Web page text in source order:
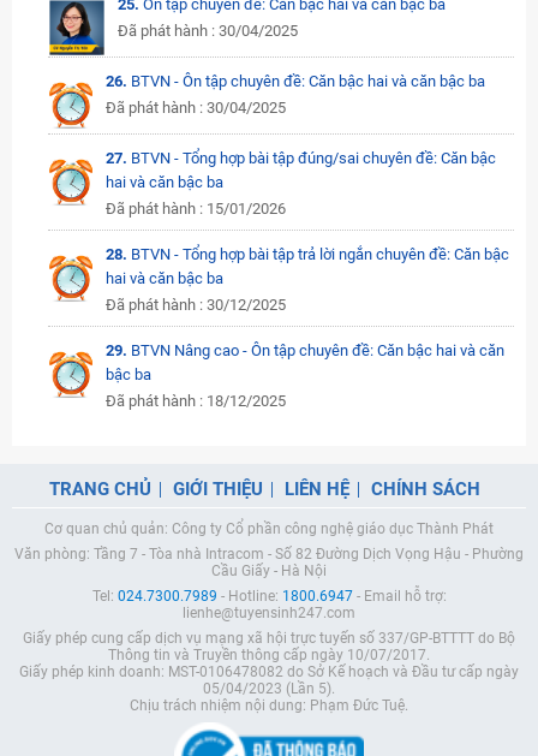
25. Ôn tập chuyên đề: Căn bậc hai và căn bậc ba
Đã phát hành : 30/04/2025
26. BTVN - Ôn tập chuyên đề: Căn bậc hai và căn bậc ba
Đã phát hành : 30/04/2025
27. BTVN - Tổng hợp bài tập đúng/sai chuyên đề: Căn bậc
hai và căn bậc ba
Đã phát hành : 15/01/2026
28. BTVN - Tổng hợp bài tập trả lời ngắn chuyên đề: Căn bậc
hai và căn bậc ba
Đã phát hành : 30/12/2025
29. BTVN Nâng cao - Ôn tập chuyên đề: Căn bậc hai và căn
bậc ba
Đã phát hành : 18/12/2025
TRANG CHỦ GIỚI THIỆU LIÊN HỆ CHÍNH SÁCH
Cơ quan chủ quản: Công ty Cổ phần công nghệ giáo dục Thành Phát
Văn phòng: Tầng 7 - Tòa nhà Intracom - Số 82 Đường Dịch Vọng Hậu - Phường
Cầu Giấy - Hà Nội
Tel: 024.7300.7989 - Hotline: 1800.6947- Email hỗ trợ:
lienhe@tuyensinh247.com
Giấy phép cung cấp dịch vụ mạng xã hội trực tuyến số 337/GP-BTTTT do Bộ
Thông tin và Truyền thông cấp ngày 10/07/2017.
Giấy phép kinh doanh: MST-0106478082 do Sở Kế hoạch và Đầu tư cấp ngày
05/04/2023 (Lần 5).
Chịu trách nhiệm nội dung: Phạm Đức Tuệ.